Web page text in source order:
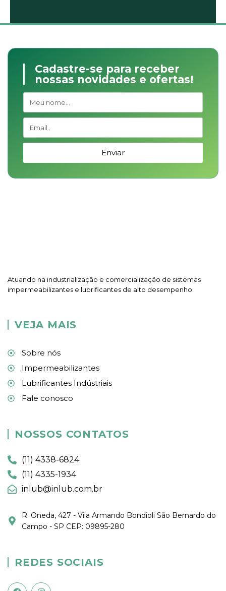
Cadastre-se para receber
nossas novidades e ofertas!
Enviar
Atuando na industrialização e comercialização de sistemas
impermeabilizantes e lubrificantes de alto desempenho.
VEJA MAIS
Sobre nós
Impermeabilizantes
Lubrificantes Indústriais
Fale conosco
NOSSOS CONTATOS
(11) 4338-6824
(11) 4335-1934
inlub@inlub.com.br
R. Oneda, 427 - Vila Armando Bondioli São Bernardo do
Campo - SP CEP: 09895-280
REDES SOCIAIS